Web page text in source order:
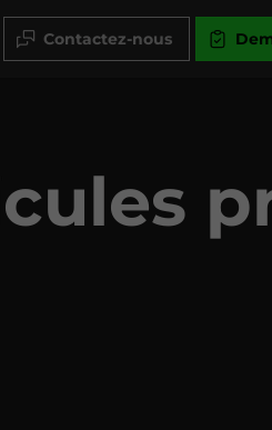
Contactez-nous